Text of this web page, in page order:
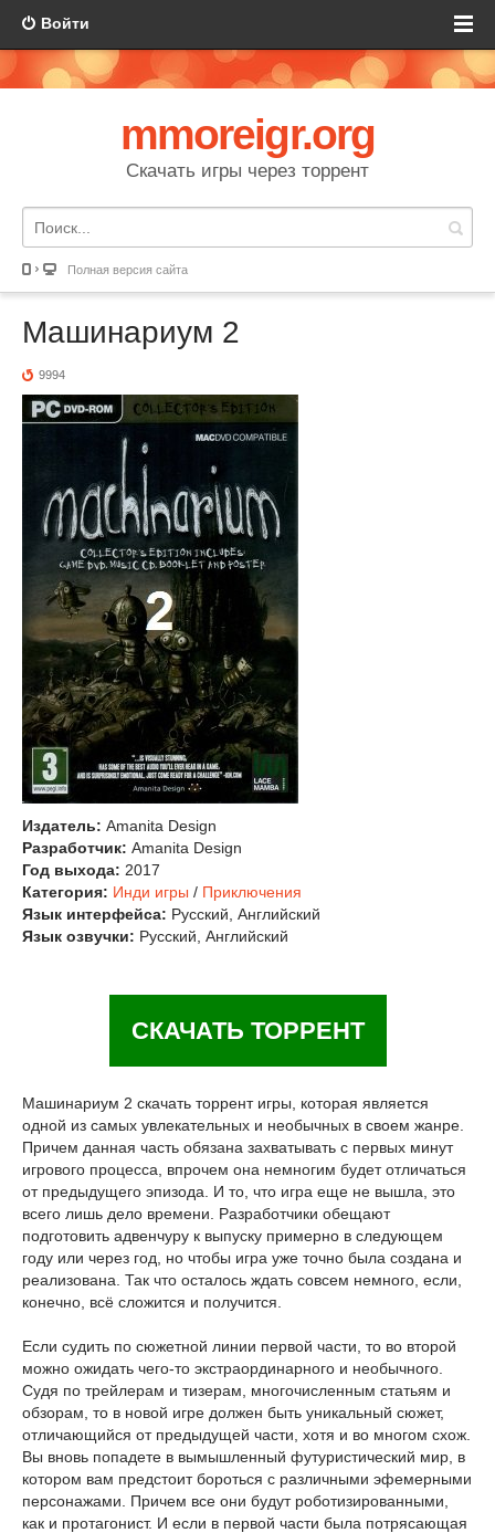
Войти
mmoreigr.org
Скачать игры через торрент
Полная версия сайта
Машинариум 2
9994
Издатель: Amanita Design
Разработчик: Amanita Design
Год выхода: 2017
Категория: Инди игры / Приключения
Язык интерфейса: Русский, Английский
Язык озвучки: Русский, Английский
СКАЧАТЬ ТОРРЕНТ
Машинариум 2 скачать торрент игры, которая является
одной из самых увлекательных и необычных в своем жанре.
Причем данная часть обязана захватывать с первых минут
игрового процесса, впрочем она немногим будет отличаться
от предыдущего эпизода. И то, что игра еще не вышла, это
всего лишь дело времени. Разработчики обещают
подготовить адвенчуру к выпуску примерно в следующем
году или через год, но чтобы игра уже точно была создана и
реализована. Так что осталось ждать совсем немного, если,
конечно, всё сложится и получится.
Если судить по сюжетной линии первой части, то во второй
можно ожидать чего-то экстраординарного и необычного.
Судя по трейлерам и тизерам, многочисленным статьям и
обзорам, то в новой игре должен быть уникальный сюжет,
отличающийся от предыдущей части, хотя и во многом схож.
Вы вновь попадете в вымышленный футуристический мир, в
котором вам предстоит бороться с различными эфемерными
персонажами. Причем все они будут роботизированными,
как и протагонист. И если в первой части была потрясающая